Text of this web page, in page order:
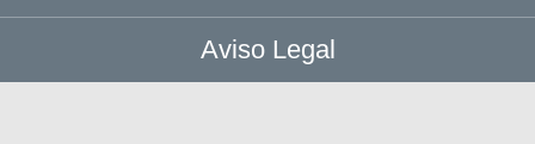
Aviso Legal